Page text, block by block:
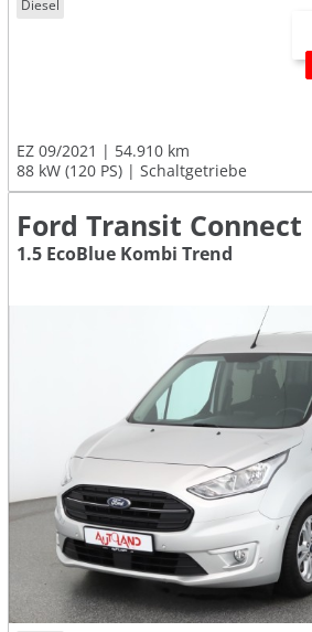
Diesel
EZ 09/2021
54.910 km
88 kW (120 PS)
Schaltgetriebe
Ford Transit Connect
1.5 EcoBlue Kombi Trend